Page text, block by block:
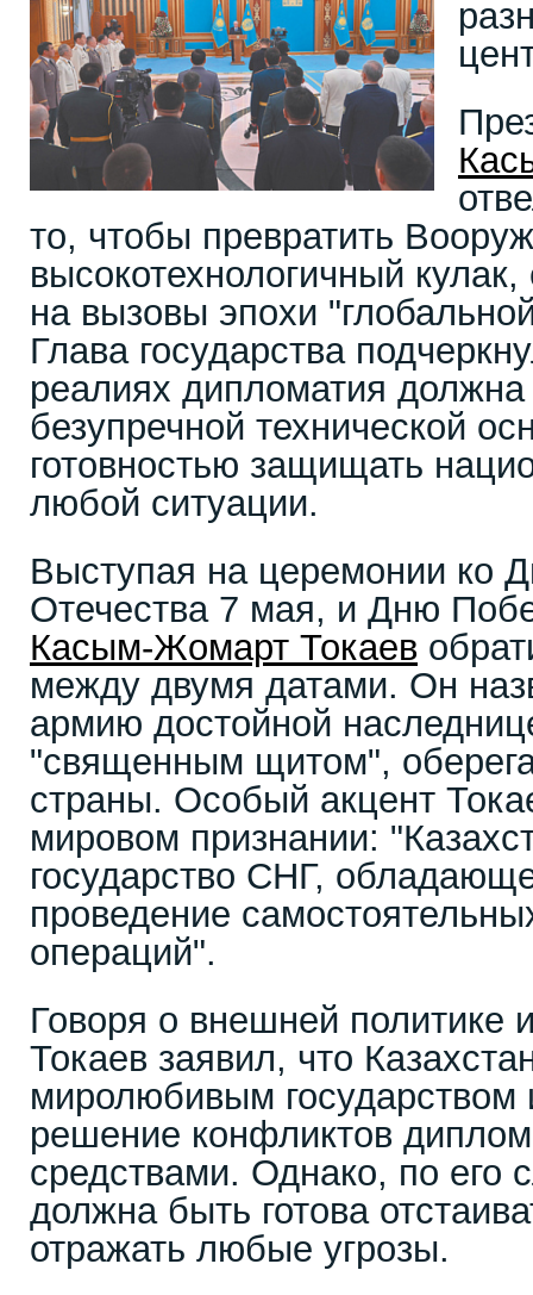
то, чтобы превратить
высокотехнологичный
на вызовы эпохи
Глава государства
реалиях дипломатия должна
безупречной технической
готовностью защищать
любой ситуации.
Выступая на церемонии ко
Отечества 7 мая, и Дню
Касым-Жомарт Токаев
между двумя датами. Он
армию достойной
"священным щитом",
страны. Особый акцент
мировом признании:
государство СНГ,
проведение
операций".
Говоря о внешней политике
Токаев заявил, что
миролюбивым государством
решение конфликтов
средствами. Однако, по его
должна быть готова
отражать любые угрозы.